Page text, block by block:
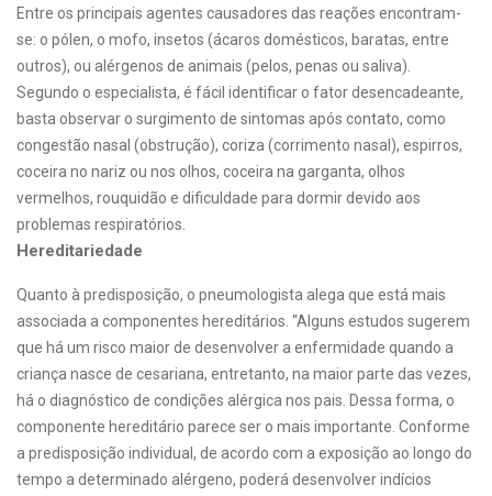
Entre os principais agentes causadores das reações encontram-
se: o pólen, o mofo, insetos (ácaros domésticos, baratas, entre
outros), ou alérgenos de animais (pelos, penas ou saliva).
Segundo o especialista, é fácil identificar o fator desencadeante,
basta observar o surgimento de sintomas após contato, como
congestão nasal (obstrução), coriza (corrimento nasal), espirros,
coceira no nariz ou nos olhos, coceira na garganta, olhos
vermelhos, rouquidão e dificuldade para dormir devido aos
problemas respiratórios.
Hereditariedade
Quanto à predisposição, o pneumologista alega que está mais
associada a componentes hereditários. “Alguns estudos sugerem
que há um risco maior de desenvolver a enfermidade quando a
criança nasce de cesariana, entretanto, na maior parte das vezes,
há o diagnóstico de condições alérgica nos pais. Dessa forma, o
componente hereditário parece ser o mais importante. Conforme
a predisposição individual, de acordo com a exposição ao longo do
tempo a determinado alérgeno, poderá desenvolver indícios